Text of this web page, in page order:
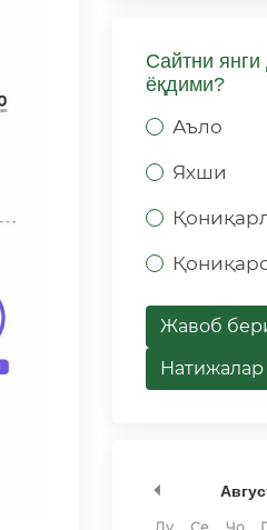
Сайтни янги
ёқдими?
Аъло
Яхши
Жавоб
Натижалар
undefined